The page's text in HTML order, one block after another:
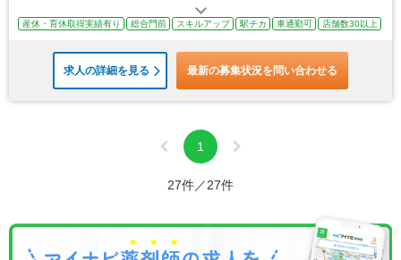
産休・育休取得実績有り 総合門前 スキルアップ 駅チカ 車通勤可 店舗数30以上
求人の詳細を見る 最新の募集状況を問い合わせる
1
27件／27件